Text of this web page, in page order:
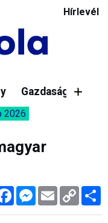
Hírlevél
Gazdaság
2026
FacebookMessenger
Email Copy
Link